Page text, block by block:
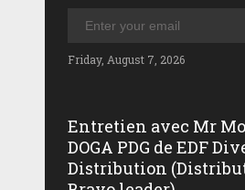
Friday, August 7, 2026
Entretien avec Mr
DOGA PDG de EDF
Distribution